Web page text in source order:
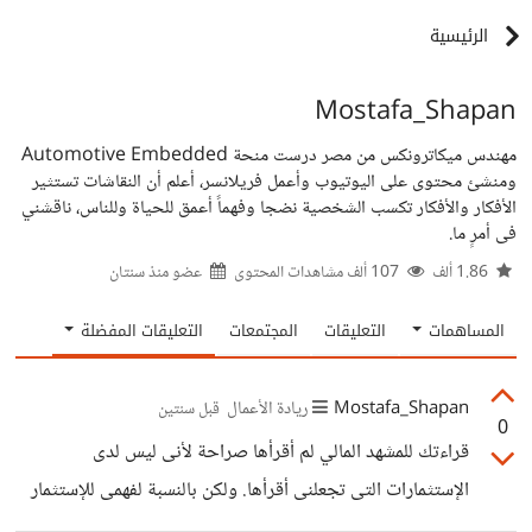
الرئيسية
Mostafa_Shapan
مهندس ميكاترونكس من مصر درست منحة Automotive Embedded
ومنشئ محتوى على اليوتيوب وأعمل فريلانسر، أعلم أن النقاشات تستثير
الأفكار والأفكار تكسب الشخصية نضجا وفهماً أعمق للحياة وللناس، ناقشني
فى أمرٍ ما.
عضو منذسنتان
المساهمات التعليقات المجتمعات التعليقات المفضلة
0
Mostafa_Shapan ريادة الأعمال قبل سنتين
قراءتك للمشهد المالي لم أقرأها صراحة لأنى ليس لدى
الإستثمارات التى تجعلنى أقرأها. ولكن بالنسبة لفهمى للإستثمار